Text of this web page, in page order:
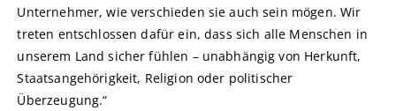
Unternehmer, wie verschieden sie auch sein mögen. Wir
treten entschlossen dafür ein, dass sich alle Menschen in
unserem Land sicher fühlen – unabhängig von Herkunft,
Staatsangehörigkeit, Religion oder politischer
Überzeugung.“